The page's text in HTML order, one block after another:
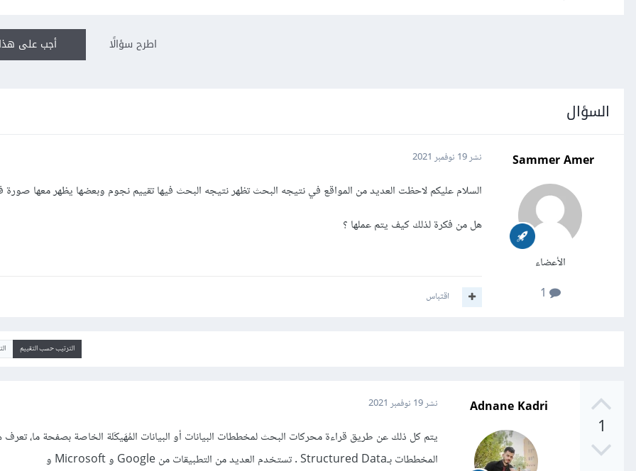
أجب على اطرح سؤالًا
السؤال
Sammer Amer
الأعضاء
نشر19 نوفمبر 2021
السلام عليكم لاحظت العديد من المواقع في نتيجه البحث تظهر نتيجه البحث فيها تقييم نجوم وبعضها يظهر معها صورة
هل من فكرة لذلك كيف يتم عملها ؟
اقتباس
الترتيب حسب التقييم
1
Adnane Kadri نشر19 نوفمبر 2021
يتم كل ذلك عن طريق قراءة محركات البحث لمخططات البيانات أو البيانات المُهَيكَلة الخاصة بصفحة ما، تعرف
المخططات بـStructured Data . تستخدم العديد من التطبيقات من Google و Microsoft و